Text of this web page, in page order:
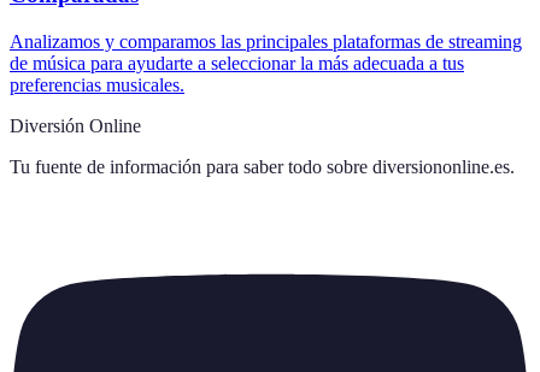
Analizamos y comparamos las principales plataformas de streaming
de música para ayudarte a seleccionar la más adecuada a tus
preferencias musicales.
Diversión Online
Tu fuente de información para saber todo sobre diversiononline.es.